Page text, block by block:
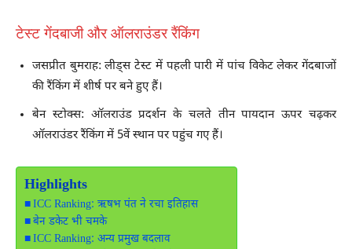
टेस्ट गेंदबाजी और ऑलराउंडर रैंकिंग
जसप्रीत बुमराह: लीड्स टेस्ट में पहली पारी में पांच विकेट लेकर गेंदबाजों
की रैंकिंग में शीर्ष पर बने हुए हैं।
बेन स्टोक्स: ऑलराउंड प्रदर्शन के चलते तीन पायदान ऊपर चढ़कर
ऑलराउंडर रैंकिंग में 5वें स्थान पर पहुंच गए हैं।
Highlights
ICC Ranking: ऋषभ पंत ने रचा इतिहास
बेन डकेट भी चमके
ICC Ranking: अन्य प्रमुख बदलाव